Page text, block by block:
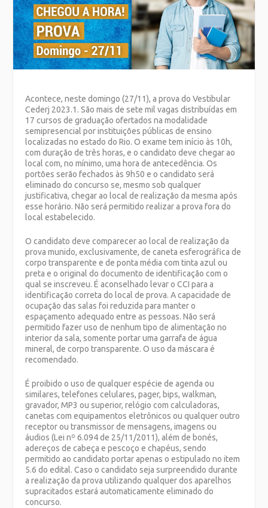
Acontece, neste domingo (27/11), a prova do Vestibular
Cederj 2023.1. São mais de sete mil vagas distribuídas em
17 cursos de graduação ofertados na modalidade
semipresencial por instituições públicas de ensino
localizadas no estado do Rio. O exame tem início às 10h,
com duração de três horas, e o candidato deve chegar ao
local com, no mínimo, uma hora de antecedência. Os
portões serão fechados às 9h50 e o candidato será
eliminado do concurso se, mesmo sob qualquer
justificativa, chegar ao local de realização da mesma após
esse horário. Não será permitido realizar a prova fora do
local estabelecido.
O candidato deve comparecer ao local de realização da
prova munido, exclusivamente, de caneta esferográfica de
corpo transparente e de ponta média com tinta azul ou
preta e o original do documento de identificação com o
qual se inscreveu. É aconselhado levar o CCI para a
identificação correta do local de prova. A capacidade de
ocupação das salas foi reduzida para manter o
espaçamento adequado entre as pessoas. Não será
permitido fazer uso de nenhum tipo de alimentação no
interior da sala, somente portar uma garrafa de água
mineral, de corpo transparente. O uso da máscara é
recomendado.
É proibido o uso de qualquer espécie de agenda ou
similares, telefones celulares, pager, bips, walkman,
gravador, MP3 ou superior, relógio com calculadoras,
canetas com equipamentos eletrônicos ou qualquer outro
receptor ou transmissor de mensagens, imagens ou
áudios (Lei nº 6.094 de 25/11/2011), além de bonés,
adereços de cabeça e pescoço e chapéus, sendo
permitido ao candidato portar apenas o estipulado no item
5.6 do edital. Caso o candidato seja surpreendido durante
a realização da prova utilizando qualquer dos aparelhos
supracitados estará automaticamente eliminado do
concurso.